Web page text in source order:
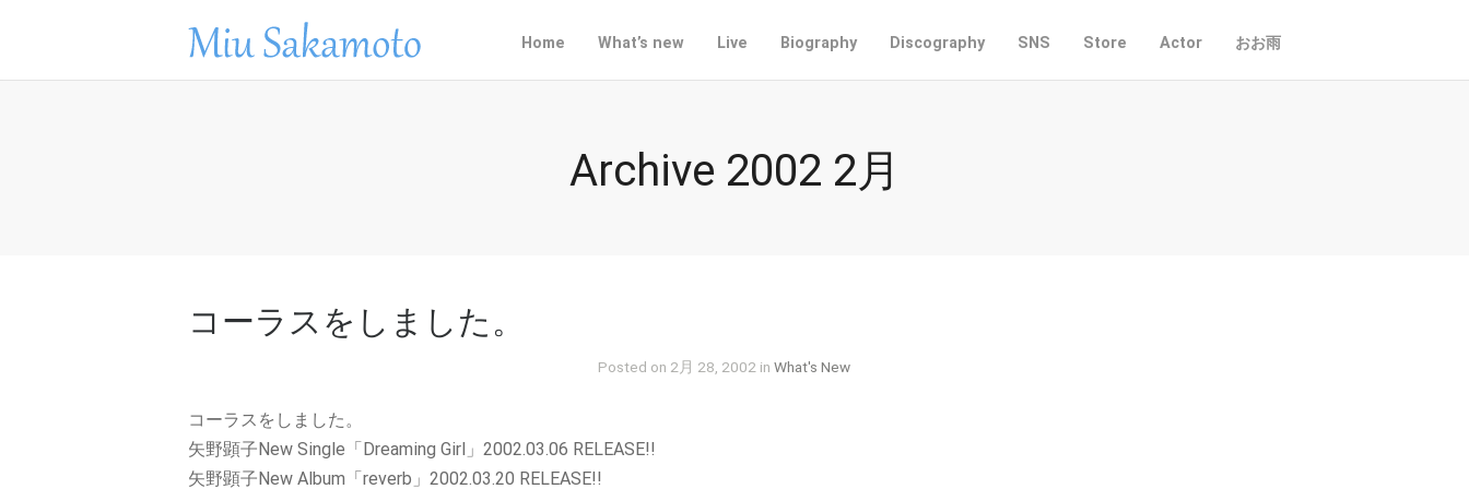
Home What’s new Live Biography Discography SNS Store Actor おお雨
Archive 2002 2月
コーラスをしました。
Posted on 2月 28, 2002 in What's New
コーラスをしました。
矢野顕子New Single「Dreaming Girl」2002.03.06 RELEASE!!
矢野顕子New Album「reverb」2002.03.20 RELEASE!!